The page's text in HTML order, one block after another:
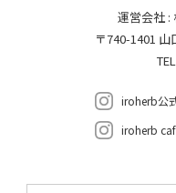
運営会社 :
〒740-1401
iroherb公
iroherb